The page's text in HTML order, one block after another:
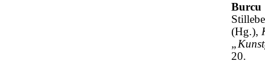
(Hg.),
20.